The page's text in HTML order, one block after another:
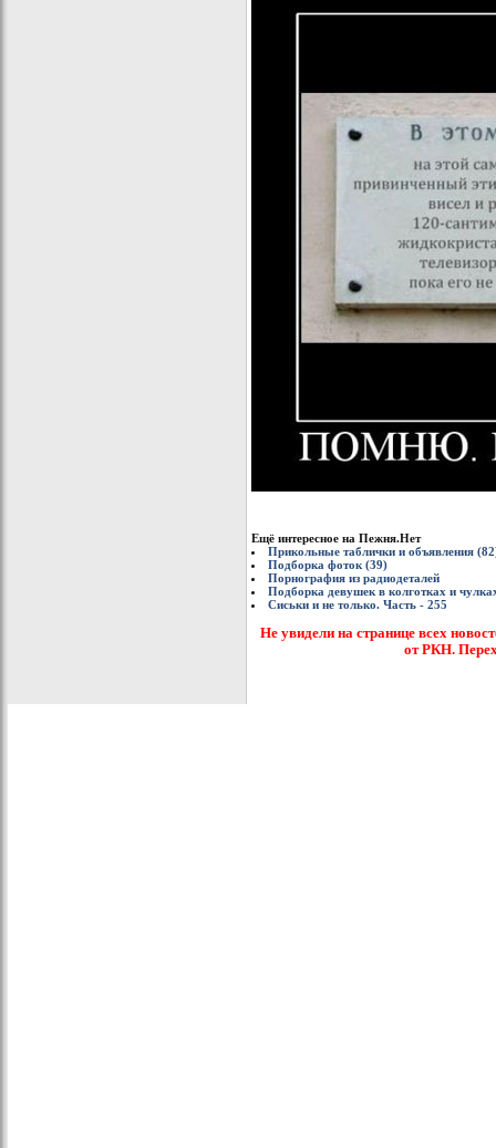
Ещё интересное на Пежня.Нет
Прикольные таблички и объявления
Подборка фоток (39)
Порнография из радиодеталей
Подборка девушек в колготках и
Сиськи и не только. Часть - 255
Не увидели на странице всех
от РКН.